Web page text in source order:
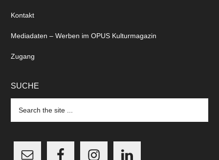
Kontakt
Mediadaten – Werben im OPUS Kulturmagazin
Zugang
SUCHE
the